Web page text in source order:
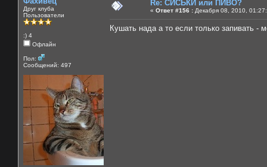
Друг клуба
Пользователи
:) 4
Офлайн
Пол:
Сообщений: 497
Re: СИСЬКИ или ПИВО?
« Ответ #156 : Декабря 08, 2010,
Кушать нада а то если только запивать -